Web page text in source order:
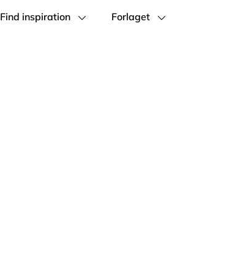
Find inspiration Forlaget